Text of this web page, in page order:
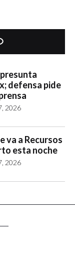
defensa pide
2026
va a Recursos
esta noche
2026